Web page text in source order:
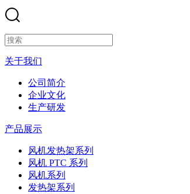
关于我们
公司简介
企业文化
生产研发
产品展示
风机发热架系列
风机 PTC 系列
风机系列
发热架系列